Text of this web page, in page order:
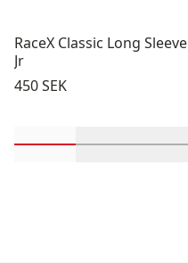
RaceX Classic Long Sleeve
Jr
Pris:
450 SEK